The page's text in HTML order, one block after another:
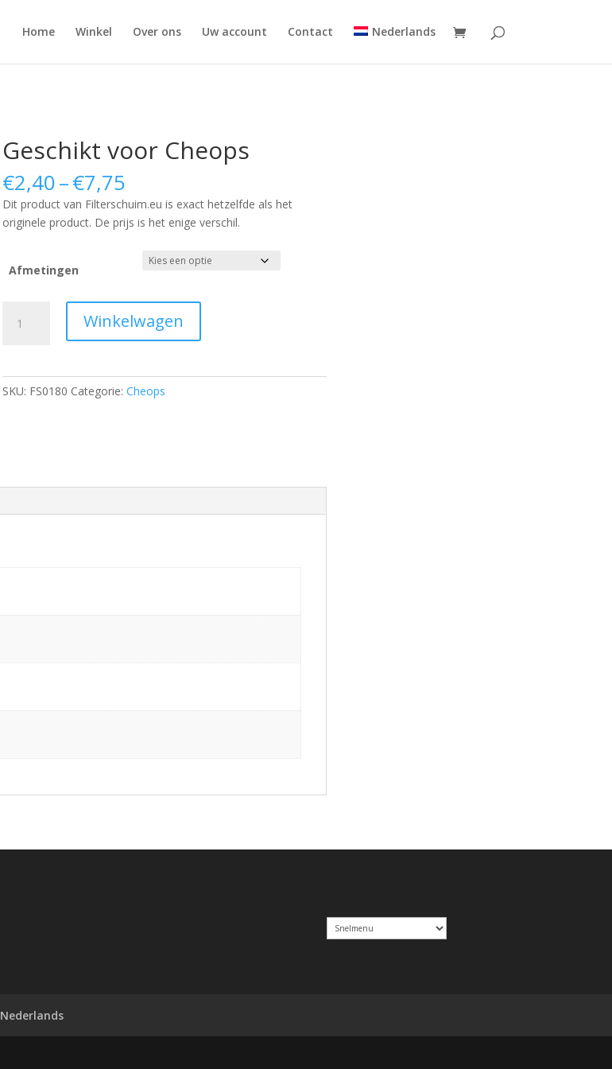
Home Winkel Over ons Uw account Contact Nederlands
Geschikt voor Cheops
€2,40–€7,75Price
range:
€2,40
through
€7,75
Dit product van Filterschuim.eu is exact hetzelfde als het
originele product. De prijs is het enige verschil.
Afmetingen
voor
Winkelwagen
SKU: FS0180 Categorie: Cheops
Nederlands